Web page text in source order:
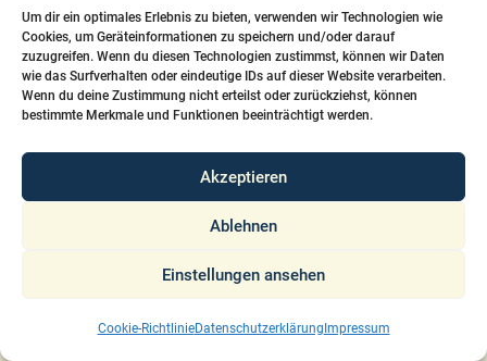
Um dir ein optimales Erlebnis zu bieten, verwenden wir Technologien wie
Cookies, um Geräteinformationen zu speichern und/oder darauf
zuzugreifen. Wenn du diesen Technologien zustimmst, können wir Daten
wie das Surfverhalten oder eindeutige IDs auf dieser Website verarbeiten.
Wenn du deine Zustimmung nicht erteilst oder zurückziehst, können
bestimmte Merkmale und Funktionen beeinträchtigt werden.
Akzeptieren
Ablehnen
Einstellungen ansehen
Cookie-RichtlinieDatenschutzerklärung Impressum
Endgerät gespeichert, bis Sie diese selbst
löschen oder eine automatische Löschung
durch Ihren Webbrowser erfolgt.
Cookies) oder von Drittunternehmen
stammen (sog. Third-Party-Cookies). Third-
Party-Cookies ermöglichen die Einbindung
bestimmter Dienstleistungen von
Drittunternehmen innerhalb von Webseiten
(z. B. Cookies zur Abwicklung von